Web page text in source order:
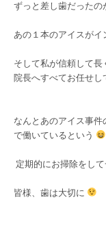
ずっと差し歯だったの
あの１本のアイスがイ
そして私が信頼して
院長へすべてお任せし
なんとあのアイス事
で働いているという
定期的にお掃除をし
皆様、歯は大切に